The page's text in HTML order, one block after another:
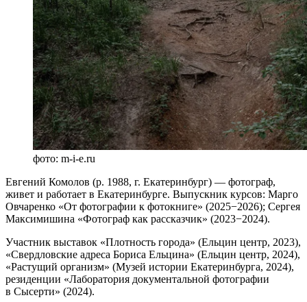
фото: m-i-e.ru
Евгений Комолов (р. 1988, г. Екатеринбург) — фотограф,
живет и работает в Екатеринбурге. Выпускник курсов: Марго
Овчаренко «От фотографии к фотокниге» (2025−2026); Сергея
Максимишина «Фотограф как рассказчик» (2023−2024).
Участник выставок «Плотность города» (Ельцин центр, 2023),
«Свердловские адреса Бориса Ельцина» (Ельцин центр, 2024),
«Растущий организм» (Музей истории Екатеринбурга, 2024),
резиденции «Лаборатория документальной фотографии
в Сысерти» (2024).